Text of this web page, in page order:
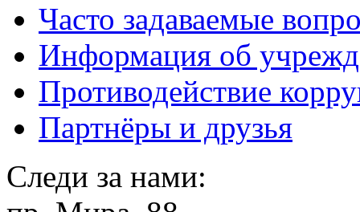
Часто задаваемые
Информация об
Противодействие
Партнёры и друзья
Следи за нами: